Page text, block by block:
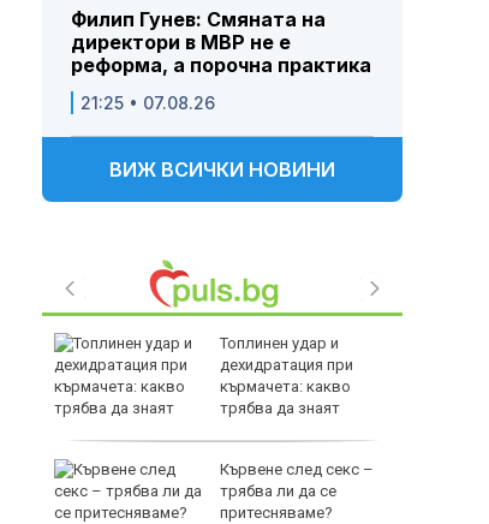
Филип Гунев: Смяната на
директори в МВР не е
реформа, а порочна практика
21:25 • 07.08.26
ВИЖ ВСИЧКИ НОВИНИ
Топлинен удар и
дехидратация при
кърмачета: какво
трябва да знаят
Кървене след секс –
трябва ли да се
притесняваме?